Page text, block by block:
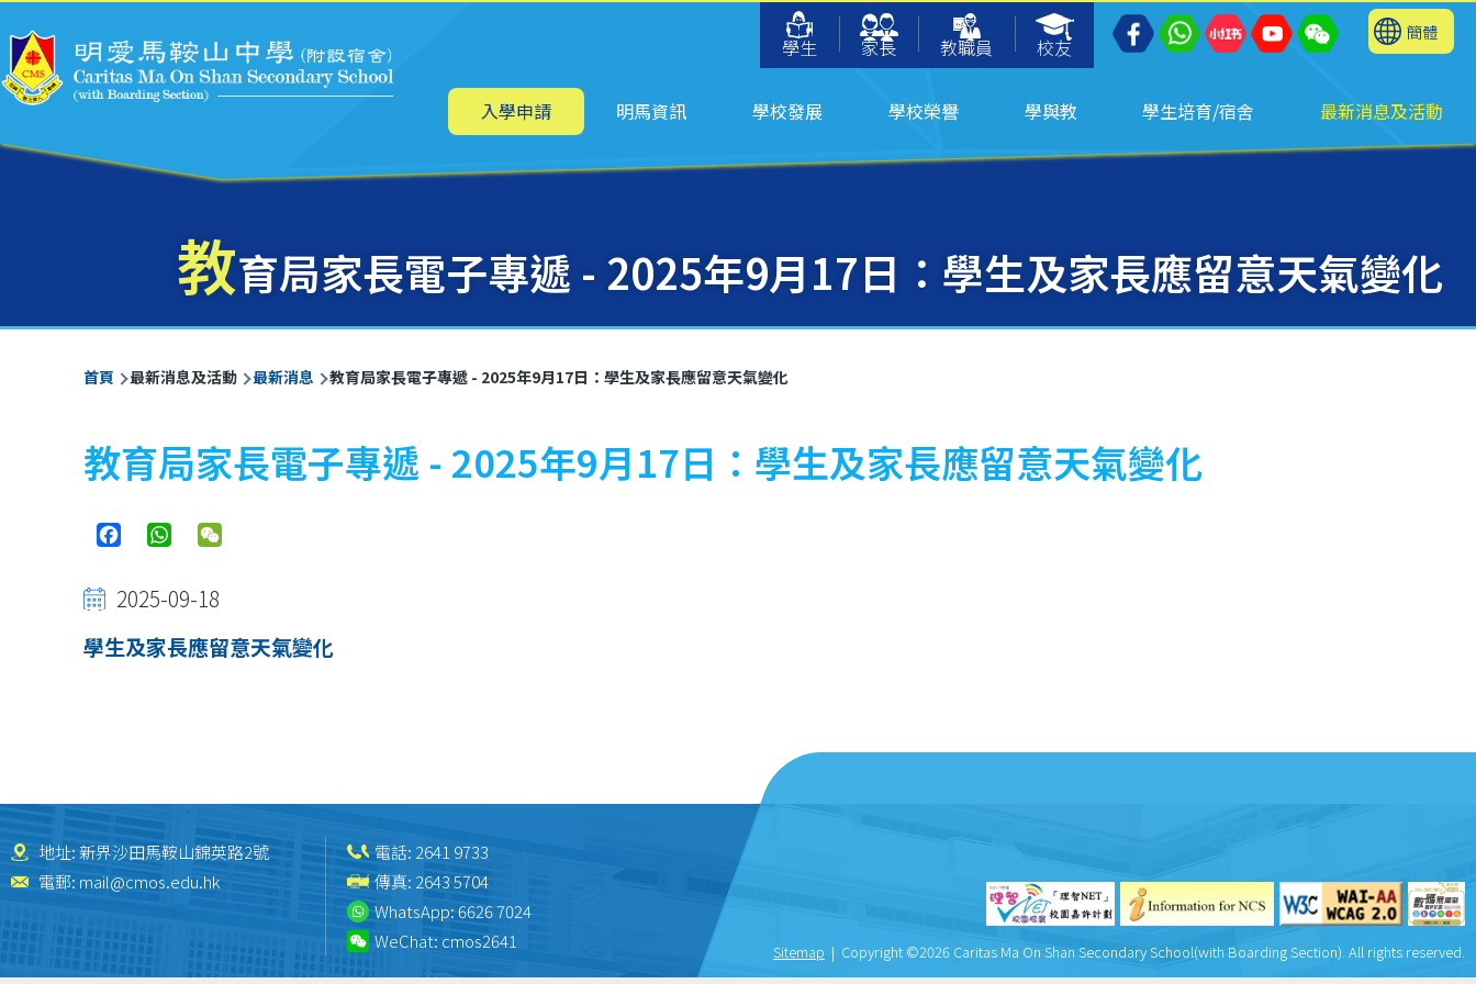
學生
家長 教職員 校友
簡體
主
航 入學申請 明馬資訊 學校發展 學校榮譽 學與教 學生培育/宿舍 最新消息及活動
教育局家長電子專遞 - 2025年9月17日：學生及家長應留意天氣變化
導
航
連
結
首頁 最新消息及活動 最新消息 教育局家長電子專遞 - 2025年9月17日：學生及家長應留意天氣變化
教育局家長電子專遞 - 2025年9月17日：學生及家長應留意天氣變化
FacebookWhatsApp
2025-09-18
學生及家長應留意天氣變化
地址: 新界沙田馬鞍山錦英路2號
電郵: mail@cmos.edu.hk
電話: 2641 9733
傳真: 2643 5704
WhatsApp:6626 7024
WeChat: cmos2641 Sitemap | Copyright ©2026 Caritas Ma On Shan Secondary School(with Boarding Section). All rights reserved.